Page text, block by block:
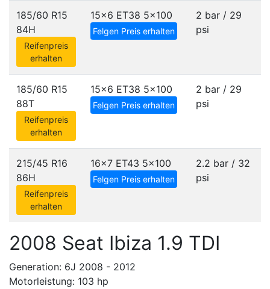
185/60 R15
84H
Reifenpreis
erhalten
15x6 ET38 5x100
Felgen Preis erhalten
2 bar / 29
psi
185/60 R15
88T
Reifenpreis
erhalten
15x6 ET38 5x100
Felgen Preis erhalten
2 bar / 29
psi
215/45 R16
86H
Reifenpreis
erhalten
16x7 ET43 5x100
Felgen Preis erhalten
2.2 bar / 32
psi
2008 Seat Ibiza 1.9 TDI
Generation: 6J 2008 - 2012
Motorleistung: 103 hp